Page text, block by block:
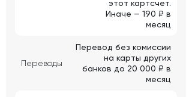
этот картсчет.
Иначе — 190 ₽ в
месяц
Переводы
Перевод без комиссии
на карты других
банков до 20 000 ₽ в
месяц